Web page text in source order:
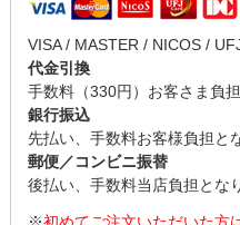
VISA / MASTER / NICOS /
代金引換
手数料（330円）お客さま負担
銀行振込
先払い、手数料お客様負担と
郵便／コンビニ振替
後払い、手数料当店負担とな